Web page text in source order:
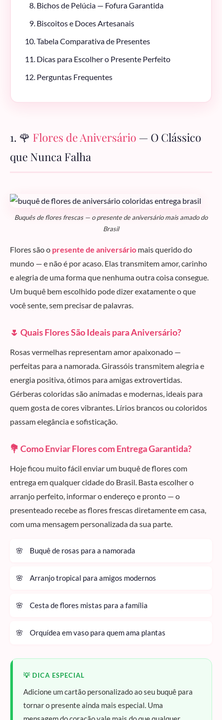
Bichos de Pelúcia — Fofura Garantida
Biscoitos e Doces Artesanais
Tabela Comparativa de Presentes
Dicas para Escolher o Presente Perfeito
Perguntas Frequentes
1. 🌹 Flores de Aniversário — O Clássico
que Nunca Falha
Buquês de flores frescas — o presente de aniversário mais amado do
Brasil
Flores são o presente de aniversário mais querido do
mundo — e não é por acaso. Elas transmitem amor, carinho
e alegria de uma forma que nenhuma outra coisa consegue.
Um buquê bem escolhido pode dizer exatamente o que
você sente, sem precisar de palavras.
🌷 Quais Flores São Ideais para Aniversário?
Rosas vermelhas representam amor apaixonado —
perfeitas para a namorada. Girassóis transmitem alegria e
energia positiva, ótimos para amigas extrovertidas.
Gérberas coloridas são animadas e modernas, ideais para
quem gosta de cores vibrantes. Lírios brancos ou coloridos
passam elegância e sofisticação.
💐 Como Enviar Flores com Entrega Garantida?
Hoje ficou muito fácil enviar um buquê de flores com
entrega em qualquer cidade do Brasil. Basta escolher o
arranjo perfeito, informar o endereço e pronto — o
presenteado recebe as flores frescas diretamente em casa,
com uma mensagem personalizada da sua parte.
Buquê de rosas para a namorada
Arranjo tropical para amigos modernos
Cesta de flores mistas para a família
Orquídea em vaso para quem ama plantas
💡 DICA ESPECIAL
Adicione um cartão personalizado ao seu buquê para
tornar o presente ainda mais especial. Uma